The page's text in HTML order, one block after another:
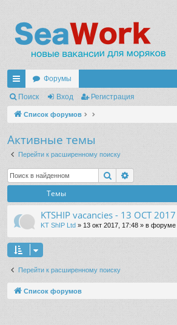
с
ы
и
Форумы
Поиск Вход Регистрация
Список форумов
Активные темы
Перейти к расширенному поиску
Поиск
Темы
KTSHIP vacancies - 13 OCT 2017
KT ShIP Ltd » 13 окт 2017, 17:48 » в форуме
Перейти к расширенному поиску
Список форумов